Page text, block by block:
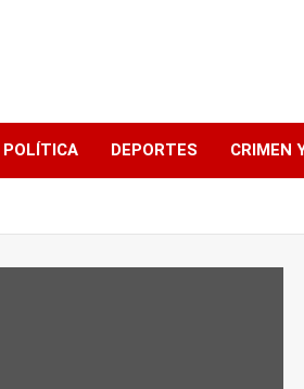
POLÍTICA DEPORTES CRIMEN